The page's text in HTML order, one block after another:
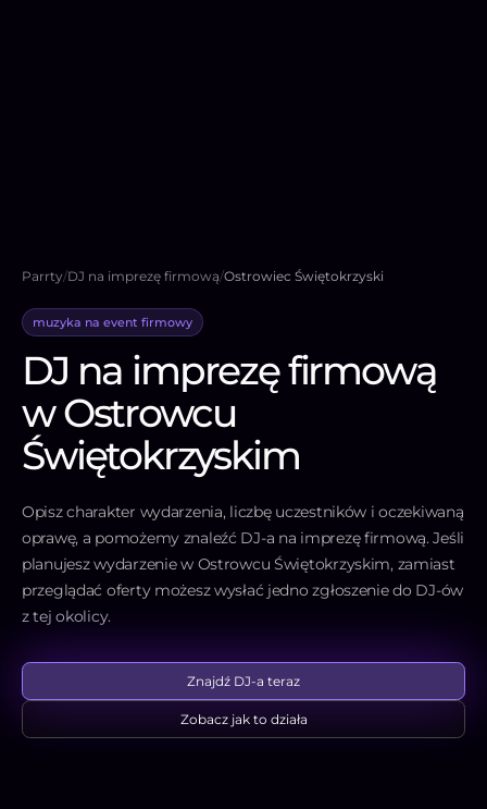
Parrty/DJ na imprezę firmową/Ostrowiec Świętokrzyski
muzyka na event firmowy
DJ na imprezę firmową
w Ostrowcu
Świętokrzyskim
Opisz charakter wydarzenia, liczbę uczestników i oczekiwaną
oprawę, a pomożemy znaleźć DJ-a na imprezę firmową. Jeśli
planujesz wydarzenie w Ostrowcu Świętokrzyskim, zamiast
przeglądać oferty możesz wysłać jedno zgłoszenie do DJ-ów
z tej okolicy.
Znajdź DJ-a teraz
Zobacz jak to działa